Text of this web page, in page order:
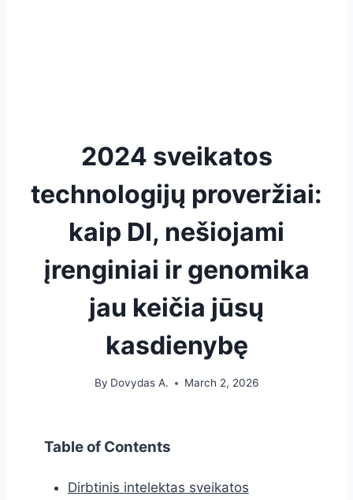
2024 sveikatos
technologijų proveržiai:
kaip DI, nešiojami
įrenginiai ir genomika
jau keičia jūsų
kasdienybę
By Dovydas A. March 2, 2026
Table of Contents
Dirbtinis intelektas sveikatos